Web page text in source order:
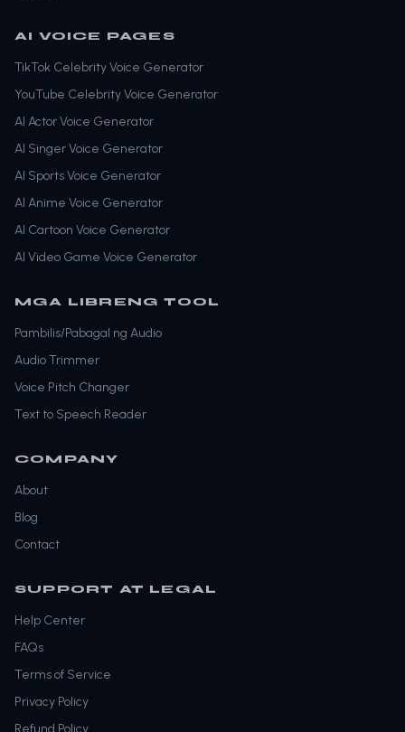
AI VOICE PAGES
TikTok Celebrity Voice Generator
YouTube Celebrity Voice Generator
AI Actor Voice Generator
AI Singer Voice Generator
AI Sports Voice Generator
AI Anime Voice Generator
AI Cartoon Voice Generator
AI Video Game Voice Generator
MGA LIBRENG TOOL
Pambilis/Pabagal ng Audio
Audio Trimmer
Voice Pitch Changer
Text to Speech Reader
COMPANY
About
Blog
Contact
SUPPORT AT LEGAL
Help Center
FAQs
Terms of Service
Privacy Policy
Refund Policy